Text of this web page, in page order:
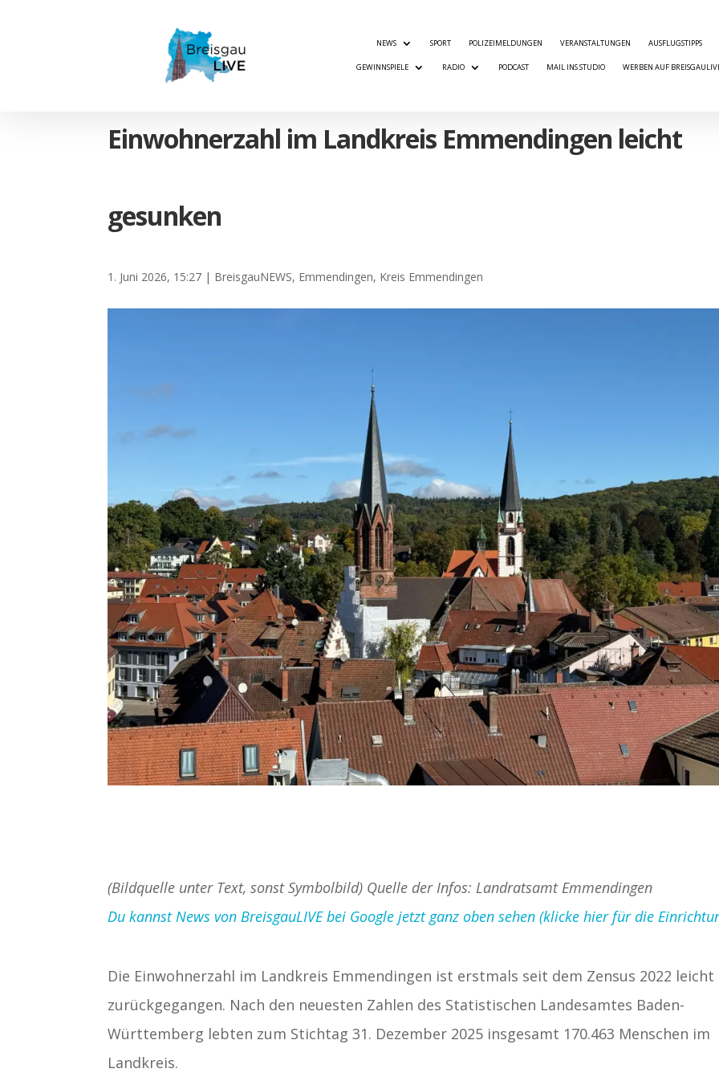
NEWS SPORT POLIZEIMELDUNGEN VERANSTALTUNGEN AUSFLUGSTIPPS
GEWINNSPIELE RADIO PODCAST MAIL INS STUDIO WERBEN AUF
Einwohnerzahl im Landkreis Emmendingen leicht
gesunken
1. Juni 2026, 15:27 | BreisgauNEWS, Emmendingen, Kreis Emmendingen
(Bildquelle unter Text, sonst Symbolbild) Quelle der Infos: Landratsamt Emmendingen
Du kannst News von BreisgauLIVE bei Google jetzt ganz oben sehen (klicke hier für die
Die Einwohnerzahl im Landkreis Emmendingen ist erstmals seit dem Zensus 2022 leicht
zurückgegangen. Nach den neuesten Zahlen des Statistischen Landesamtes Baden-
Württemberg lebten zum Stichtag 31. Dezember 2025 insgesamt 170.463 Menschen im
Landkreis.